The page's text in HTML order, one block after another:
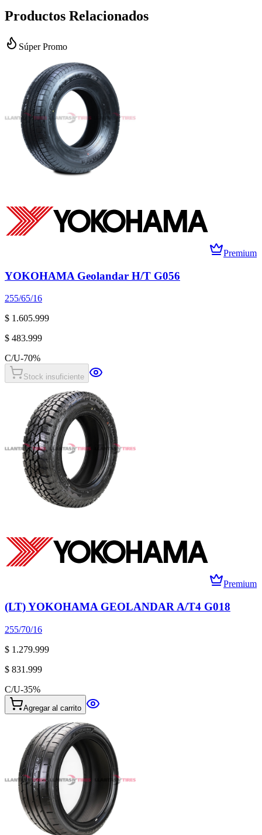
Productos Relacionados
Súper Promo
Premium
YOKOHAMA Geolandar H/T G056
255/65/16
$ 1.605.999
$ 483.999
C/U-70%
Stock insuficiente
Premium
(LT) YOKOHAMA GEOLANDAR A/T4 G018
255/70/16
$ 1.279.999
$ 831.999
C/U-35%
Agregar al carrito